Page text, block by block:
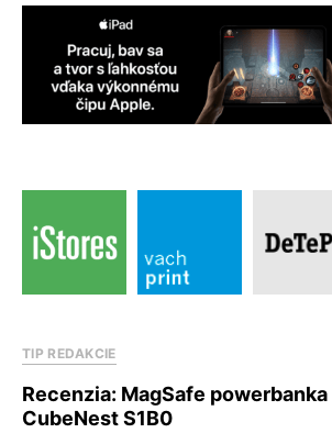
TIP REDAKCIE
Recenzia: MagSafe powerbanka
CubeNest S1B0